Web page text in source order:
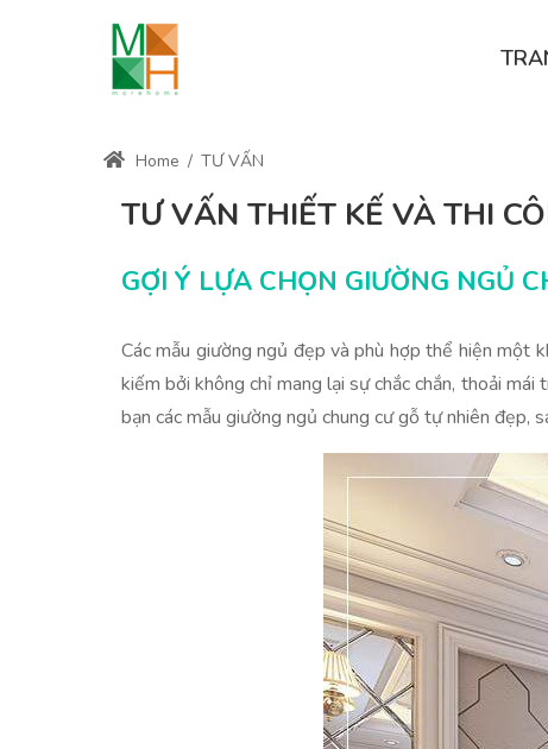
Home / TƯ VẤN
TƯ VẤN THIẾT KẾ VÀ THI
GỢI Ý LỰA CHỌN GIƯỜNG NGỦ
Các mẫu giường ngủ đẹp và phù hợp thể hiện một
kiếm bởi không chỉ mang lại sự chắc chắn, thoải
bạn các mẫu giường ngủ chung cư gỗ tự nhiên đẹp,